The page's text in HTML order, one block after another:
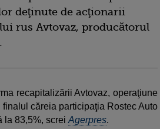
deţinute de acţionarii
rus Avtovaz, producătorul
recapitalizării Avtovaz, operaţiune
căreia participaţia Rostec Auto
la 83,5%, screi Agerpres.